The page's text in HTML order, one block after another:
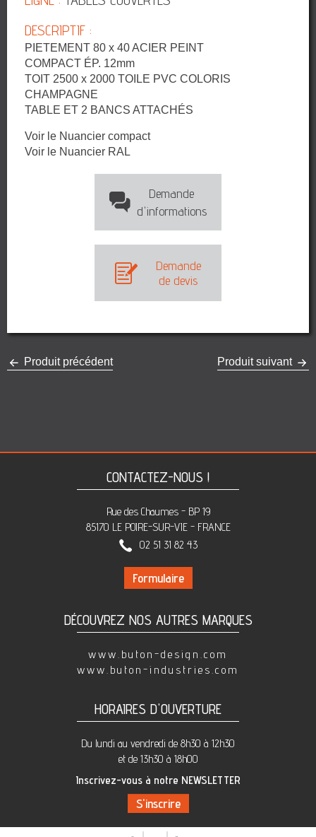
DESCRIPTIF :
PIETEMENT 80 x 40 ACIER PEINT
COMPACT ÉP. 12mm
TOIT 2500 x 2000 TOILE PVC COLORIS
CHAMPAGNE
TABLE ET 2 BANCS ATTACHÉS
Voir le Nuancier compact
Voir le Nuancier RAL
Demande
d'informations
Demande
de devis
Produit précédent Produit suivant
CONTACTEZ-NOUS !
Rue des Chaumes - BP 19
85170 LE POIRE-SUR-VIE - FRANCE
02 51 31 82 43
Formulaire
DÉCOUVREZ NOS AUTRES MARQUES
www.buton-design.com
www.buton-industries.com
HORAIRES D'OUVERTURE
Du lundi au vendredi de 8h30 à 12h30
et de 13h30 à 18h00
Inscrivez-vous à notre NEWSLETTER